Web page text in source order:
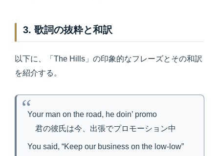
3. 歌詞の抜粋と和訳
以下に、「The Hills」の印象的なフレーズとその和訳
を紹介する。
Your man on the road, he doin’ promo
君の彼氏は今、出張でプロモーション中
You said, “Keep our business on the low-low”